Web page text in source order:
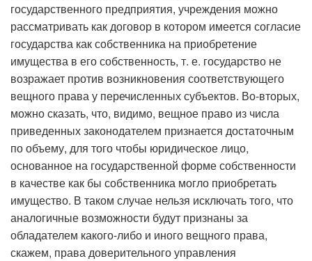
государственного предприятия, учреждения можно
рассматривать как договор в котором имеется согласие
государства как собственника на приобретение
имущества в его собственность, т. е. государство не
возражает против возникновения соответствующего
вещного права у перечисленных субъектов. Во-вторых,
можно сказать, что, видимо, вещное право из числа
приведенных законодателем признается достаточным
по объему, для того чтобы юридическое лицо,
основанное на государственной форме собственности
в качестве как бы собственника могло приобретать
имущество. В таком случае нельзя исключать того, что
аналогичные возможности будут признаны за
обладателем какого-либо и иного вещного права,
скажем, права доверительного управления